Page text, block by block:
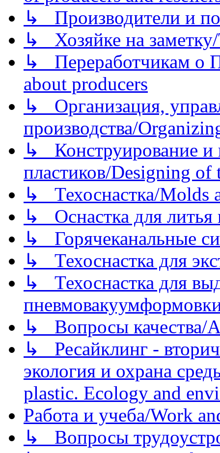
↳ Производители и
↳ Хозяйке на
↳ Переработчикам о
about producers
↳ Организация,
производства/
↳ Конструирование и
пластиков/Designing of
↳ Техоснастка/Molds
↳ Оснастка для литья
↳ Горячеканальные
↳ Техоснастка для
↳ Техоснастка для
↳ Вопросы качества/
↳ Ресайклинг -
экология и охрана
plastic. Ecology and
Работа и учеба/Work
↳ Вопросы